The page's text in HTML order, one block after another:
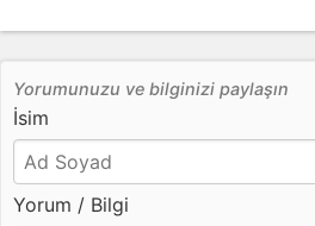
Yorumunuzu ve bilginizi paylaşın
İsim
Yorum / Bilgi